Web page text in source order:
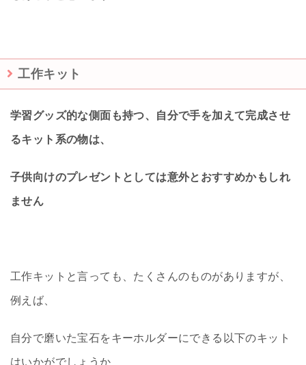
工作キット
学習グッズ的な側面も持つ、自分で手を加えて完成させ
るキット系の物は、
子供向けのプレゼントとしては意外とおすすめかもしれ
ません
工作キットと言っても、たくさんのものがありますが、
例えば、
自分で磨いた宝石をキーホルダーにできる以下のキット
はいかがでしょうか